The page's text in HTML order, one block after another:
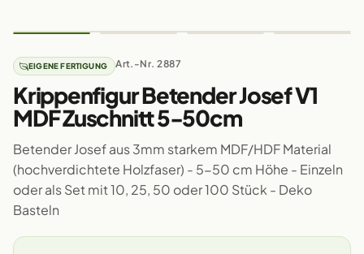
EIGENE FERTIGUNG Art.-Nr. 2887
Krippenfigur Betender Josef V1
MDF Zuschnitt 5-50cm
Betender Josef aus 3mm starkem MDF/HDF Material
(hochverdichtete Holzfaser) - 5-50 cm Höhe - Einzeln
oder als Set mit 10, 25, 50 oder 100 Stück - Deko
Basteln